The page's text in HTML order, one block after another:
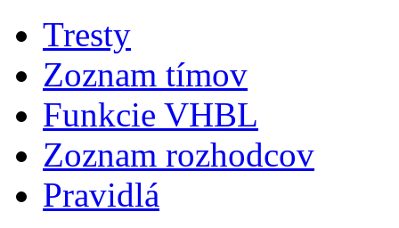
Tresty
Zoznam tímov
Funkcie VHBL
Zoznam rozhodcov
Pravidlá